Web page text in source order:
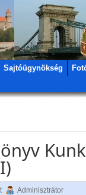
Sajtóügynökség
Adminisztrátor